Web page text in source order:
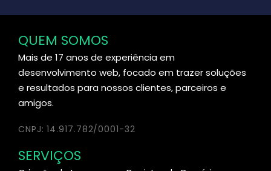
QUEM SOMOS
Mais de 17 anos de experiência em
desenvolvimento web, focado em trazer soluções
e resultados para nossos clientes, parceiros e
amigos.
CNPJ: 14.917.782/0001-32
SERVIÇOS